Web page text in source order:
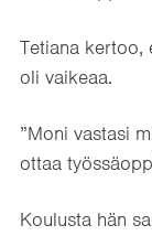
Tetiana kertoo,
oli vaikeaa.
”Moni vastasi
ottaa
Koulusta hän